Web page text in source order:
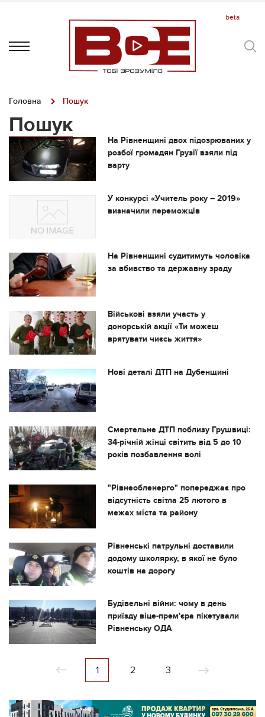
Головна Пошук
Пошук
На Рівненщині двох підозрюваних у
розбої громадян Грузії взяли під
варту
У конкурсі «Учитель року – 2019»
визначили переможців
На Рівненщині судитимуть чоловіка
за вбивство та державну зраду
Військові взяли участь у
донорській акції «Ти можеш
врятувати чиєсь життя»
Нові деталі ДТП на Дубенщині
Смертельне ДТП поблизу Грушвиці:
34-річній жінці світить від 5 до 10
років позбавлення волі
"Рівнеобленерго" попереджає про
відсутність світла 25 лютого в
межах міста та району
Рівненські патрульні доставили
додому школярку, в якої не було
коштів на дорогу
Будівельні війни: чому в день
приїзду віце-прем'єра пікетували
Рівненську ОДА
1 2 3